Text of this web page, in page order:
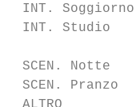
INT.
INT. Studio
SCEN. Notte
SCEN.